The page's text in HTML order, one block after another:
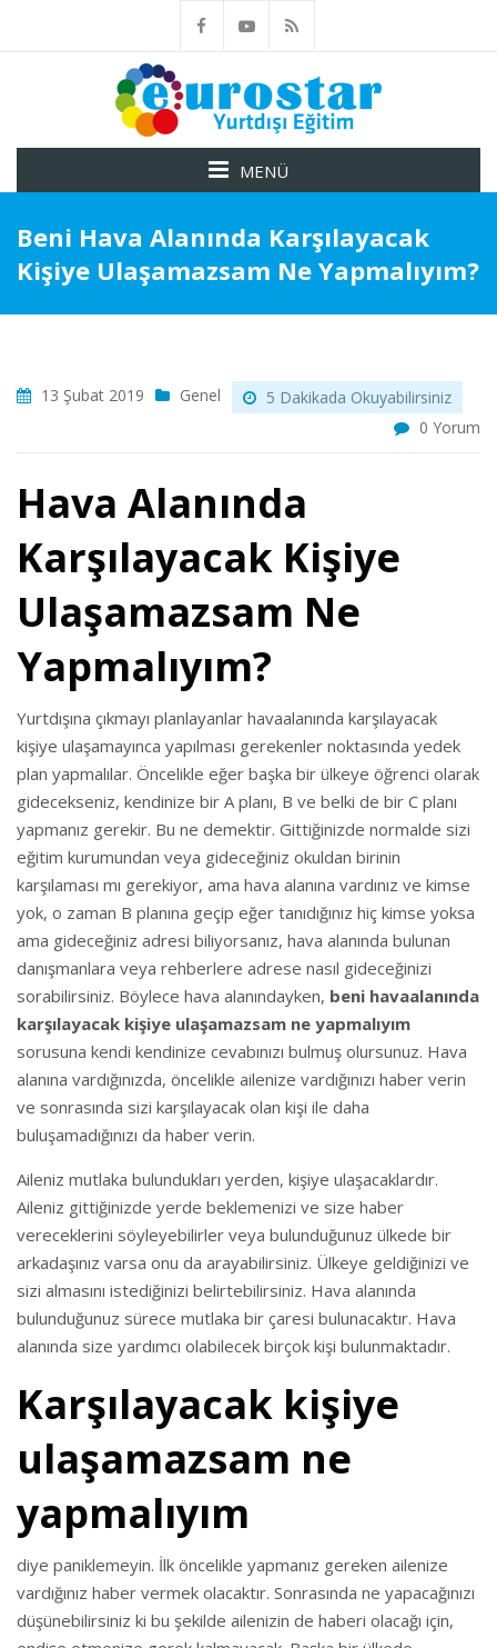
MENÜ
Beni Hava Alanında Karşılayacak
Kişiye Ulaşamazsam Ne Yapmalıyım?
13 Şubat 2019 Genel
5 Dakikada Okuyabilirsiniz
0 Yorum
Hava Alanında
Karşılayacak Kişiye
Ulaşamazsam Ne
Yapmalıyım?
Yurtdışına çıkmayı planlayanlar havaalanında karşılayacak
kişiye ulaşamayınca yapılması gerekenler noktasında yedek
plan yapmalılar. Öncelikle eğer başka bir ülkeye öğrenci olarak
gidecekseniz, kendinize bir A planı, B ve belki de bir C planı
yapmanız gerekir. Bu ne demektir. Gittiğinizde normalde sizi
eğitim kurumundan veya gideceğiniz okuldan birinin
karşılaması mı gerekiyor, ama hava alanına vardınız ve kimse
yok, o zaman B planına geçip eğer tanıdığınız hiç kimse yoksa
ama gideceğiniz adresi biliyorsanız, hava alanında bulunan
danışmanlara veya rehberlere adrese nasıl gideceğinizi
sorabilirsiniz. Böylece hava alanındayken, beni havaalanında
karşılayacak kişiye ulaşamazsam ne yapmalıyım
sorusuna kendi kendinize cevabınızı bulmuş olursunuz. Hava
alanına vardığınızda, öncelikle ailenize vardığınızı haber verin
ve sonrasında sizi karşılayacak olan kişi ile daha
buluşamadığınızı da haber verin.
Aileniz mutlaka bulundukları yerden, kişiye ulaşacaklardır.
Aileniz gittiğinizde yerde beklemenizi ve size haber
vereceklerini söyleyebilirler veya bulunduğunuz ülkede bir
arkadaşınız varsa onu da arayabilirsiniz. Ülkeye geldiğinizi ve
sizi almasını istediğinizi belirtebilirsiniz. Hava alanında
bulunduğunuz sürece mutlaka bir çaresi bulunacaktır. Hava
alanında size yardımcı olabilecek birçok kişi bulunmaktadır.
Karşılayacak kişiye
ulaşamazsam ne
yapmalıyım
diye paniklemeyin. İlk öncelikle yapmanız gereken ailenize
vardığınız haber vermek olacaktır. Sonrasında ne yapacağınızı
düşünebilirsiniz ki bu şekilde ailenizin de haberi olacağı için,